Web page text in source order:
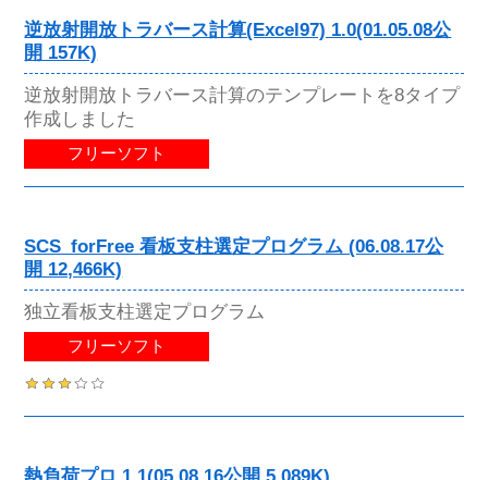
逆放射開放トラバース計算(Excel97) 1.0(01.05.08公
開 157K)
逆放射開放トラバース計算のテンプレートを8タイプ
作成しました
フリーソフト
SCS_forFree 看板支柱選定プログラム (06.08.17公
開 12,466K)
独立看板支柱選定プログラム
フリーソフト